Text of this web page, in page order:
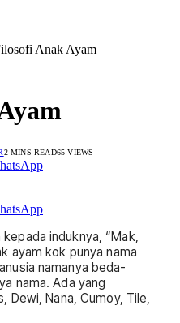
Anak Ayam
2 MINS READ65VIEWS
induknya, “Mak,
ayam kok punya nama
namanya beda-
nama. Ada yang
Dewi, Nana, Cumoy, Tile,